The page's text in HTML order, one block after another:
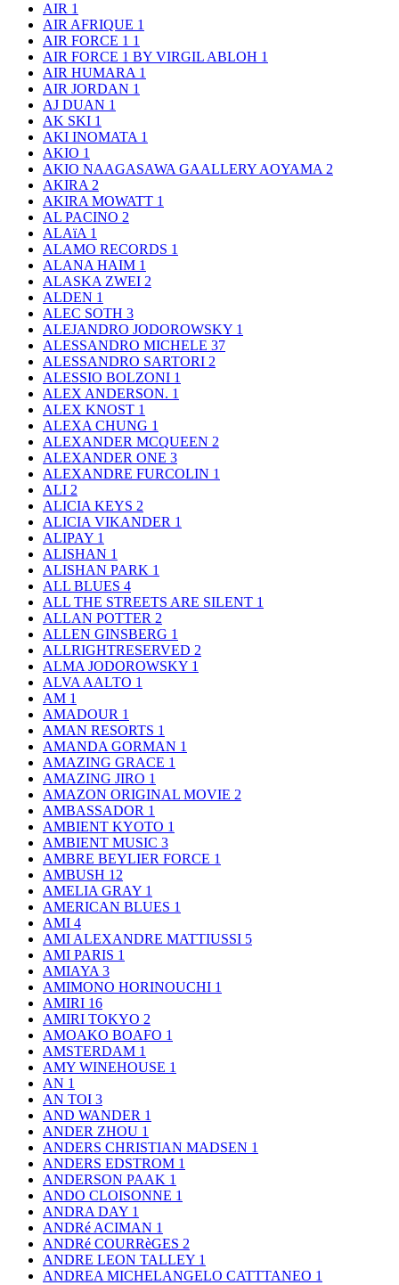
AIR 1
AIR AFRIQUE 1
AIR FORCE 1 1
AIR FORCE 1 BY VIRGIL ABLOH 1
AIR HUMARA 1
AIR JORDAN 1
AJ DUAN 1
AK SKI 1
AKI INOMATA 1
AKIO 1
AKIO NAAGASAWA GAALLERY AOYAMA 2
AKIRA 2
AKIRA MOWATT 1
AL PACINO 2
ALAïA 1
ALAMO RECORDS 1
ALANA HAIM 1
ALASKA ZWEI 2
ALDEN 1
ALEC SOTH 3
ALEJANDRO JODOROWSKY 1
ALESSANDRO MICHELE 37
ALESSANDRO SARTORI 2
ALESSIO BOLZONI 1
ALEX ANDERSON. 1
ALEX KNOST 1
ALEXA CHUNG 1
ALEXANDER MCQUEEN 2
ALEXANDER ONE 3
ALEXANDRE FURCOLIN 1
ALI 2
ALICIA KEYS 2
ALICIA VIKANDER 1
ALIPAY 1
ALISHAN 1
ALISHAN PARK 1
ALL BLUES 4
ALL THE STREETS ARE SILENT 1
ALLAN POTTER 2
ALLEN GINSBERG 1
ALLRIGHTRESERVED 2
ALMA JODOROWSKY 1
ALVA AALTO 1
AM 1
AMADOUR 1
AMAN RESORTS 1
AMANDA GORMAN 1
AMAZING GRACE 1
AMAZING JIRO 1
AMAZON ORIGINAL MOVIE 2
AMBASSADOR 1
AMBIENT KYOTO 1
AMBIENT MUSIC 3
AMBRE BEYLIER FORCE 1
AMBUSH 12
AMELIA GRAY 1
AMERICAN BLUES 1
AMI 4
AMI ALEXANDRE MATTIUSSI 5
AMI PARIS 1
AMIAYA 3
AMIMONO HORINOUCHI 1
AMIRI 16
AMIRI TOKYO 2
AMOAKO BOAFO 1
AMSTERDAM 1
AMY WINEHOUSE 1
AN 1
AN TOI 3
AND WANDER 1
ANDER ZHOU 1
ANDERS CHRISTIAN MADSEN 1
ANDERS EDSTROM 1
ANDERSON PAAK 1
ANDO CLOISONNE 1
ANDRA DAY 1
ANDRé ACIMAN 1
ANDRé COURRèGES 2
ANDRE LEON TALLEY 1
ANDREA MICHELANGELO CATTTANEO 1